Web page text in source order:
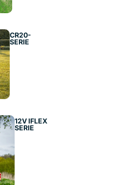
CR20-
SERIE
12V IFLEX
SERIE